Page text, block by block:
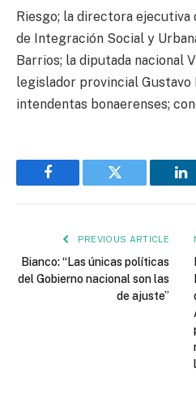
Riesgo; la directora
de Integración Social y
Barrios; la diputada nacional
legislador provincial
intendentas bonaerenses;
Facebook Twitter
PREVIOUS ARTICLE
Bianco: “Las únicas políticas
del Gobierno nacional son las
de ajuste”